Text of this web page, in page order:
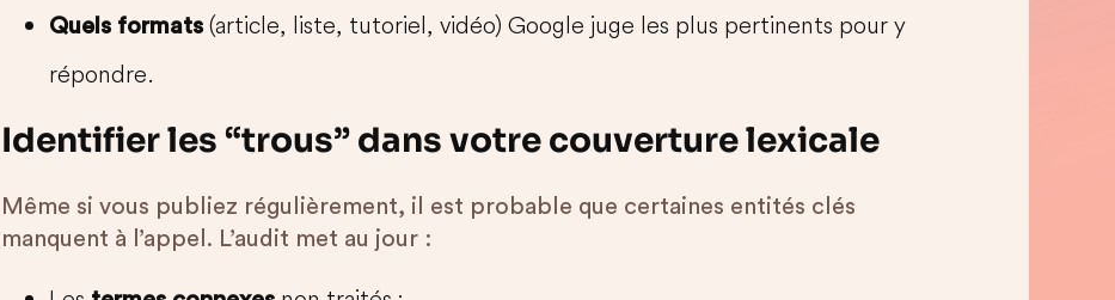
Quels formats (article, liste, tutoriel, vidéo) Google juge les plus pertinents pour y
répondre.
Identifier les “trous” dans votre couverture lexicale
Même si vous publiez régulièrement, il est probable que certaines entités clés
manquent à l’appel. L’audit met au jour :